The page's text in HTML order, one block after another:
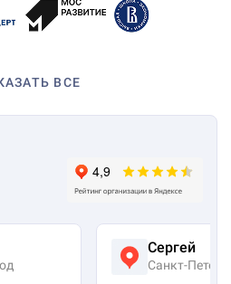
ВСЕ
Сергей
Санкт-